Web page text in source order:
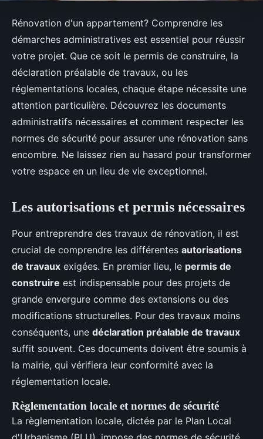
Rénovation d'un appartement? Comprendre les
démarches administratives est essentiel pour réussir
votre projet. Que ce soit le permis de construire, la
déclaration préalable de travaux, ou les
réglementations locales, chaque étape nécessite une
attention particulière. Découvrez les documents
administratifs nécessaires et comment respecter les
normes de sécurité pour assurer une rénovation sans
encombre. Ne laissez rien au hasard pour transformer
votre espace en un lieu de vie exceptionnel.
Les autorisations et permis nécessaires
Pour entreprendre des travaux de rénovation, il est
crucial de comprendre les différentes autorisations
de travaux exigées. En premier lieu, le permis de
construire est indispensable pour des projets de
grande envergure comme des extensions ou des
modifications structurelles. Pour des travaux moins
conséquents, une déclaration préalable de travaux
suffit souvent. Ces documents doivent être soumis à
la mairie, qui vérifiera leur conformité avec la
réglementation locale.
Règlementation locale et normes de sécurité
La règlementation locale, dictée par le Plan Local